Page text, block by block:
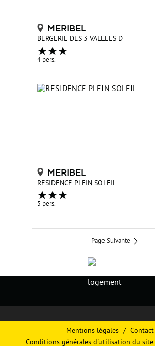
MERIBEL
BERGERIE DES 3 VALLEES D
4 pers.
MERIBEL
RESIDENCE PLEIN SOLEIL
5 pers.
Page Suivante
Mentions légales
Contact
Conditions générales d'utilisation du site